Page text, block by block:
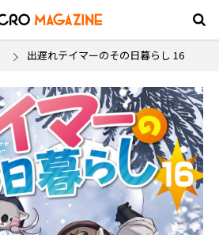
出遅れテイマーのその日暮らし 16